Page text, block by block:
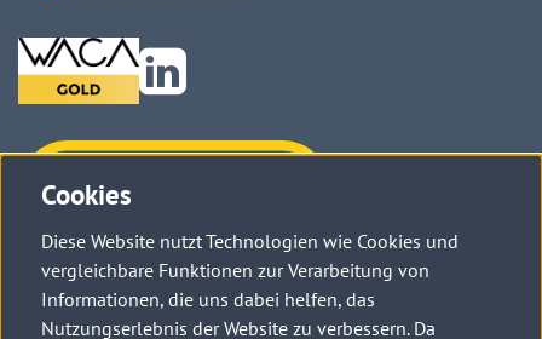
Cookies
Diese Website nutzt Technologien wie Cookies und
vergleichbare Funktionen zur Verarbeitung von
Informationen, die uns dabei helfen, das
Nutzungserlebnis der Website zu verbessern. Da
Zu
Linkedin
Haben Sie
Fragen?
Kontaktieren Sie uns →